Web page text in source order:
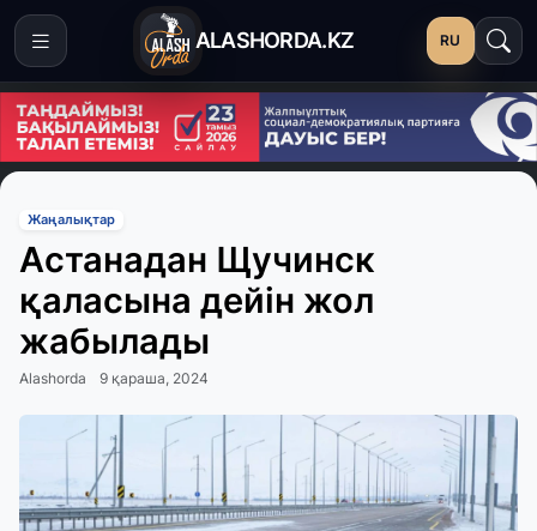
ALASHORDA.KZ RU
Жаңалықтар
Астанадан Щучинск
қаласына дейін жол
жабылады
Alashorda 9 қараша, 2024